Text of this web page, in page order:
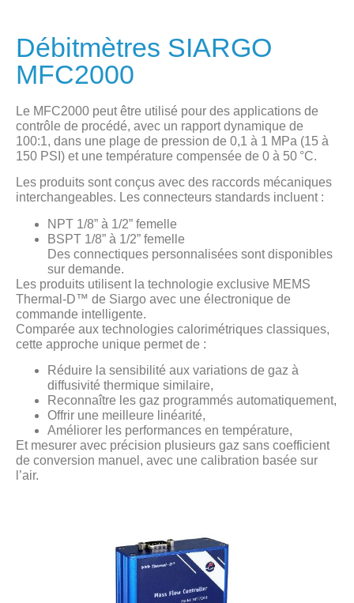
Débitmètres SIARGO
MFC2000
Le MFC2000 peut être utilisé pour des applications de
contrôle de procédé, avec un rapport dynamique de
100:1, dans une plage de pression de 0,1 à 1 MPa (15 à
150 PSI) et une température compensée de 0 à 50 °C.
Les produits sont conçus avec des raccords mécaniques
interchangeables. Les connecteurs standards incluent :
NPT 1/8” à 1/2” femelle
BSPT 1/8” à 1/2” femelle
Des connectiques personnalisées sont disponibles
sur demande.
Les produits utilisent la technologie exclusive MEMS
Thermal-D™ de Siargo avec une électronique de
commande intelligente.
Comparée aux technologies calorimétriques classiques,
cette approche unique permet de :
Réduire la sensibilité aux variations de gaz à
diffusivité thermique similaire,
Reconnaître les gaz programmés automatiquement,
Offrir une meilleure linéarité,
Améliorer les performances en température,
Et mesurer avec précision plusieurs gaz sans coefficient
de conversion manuel, avec une calibration basée sur
l’air.